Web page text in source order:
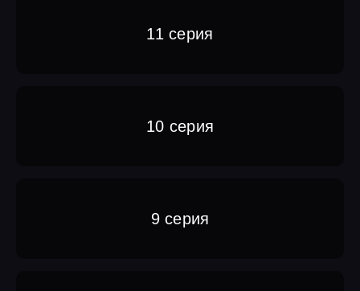
11 серия
10 серия
9 серия